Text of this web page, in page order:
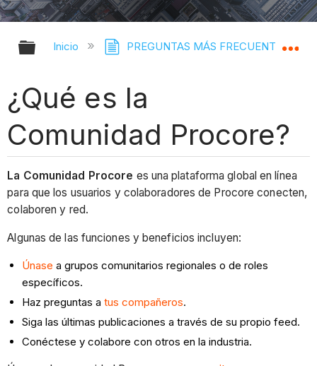
Expandir/contraer jerarquía global
Inicio PREGUNTAS MÁS FRECUENTES
¿Qué es la
Comunidad Procore?
La Comunidad Procore es una plataforma global en línea
para que los usuarios y colaboradores de Procore conecten,
colaboren y red.
Algunas de las funciones y beneficios incluyen:
Únase a grupos comunitarios regionales o de roles
específicos.
Haz preguntas atus compañeros.
Siga las últimas publicaciones a través de su propio feed.
Conéctese y colabore con otros en la industria.